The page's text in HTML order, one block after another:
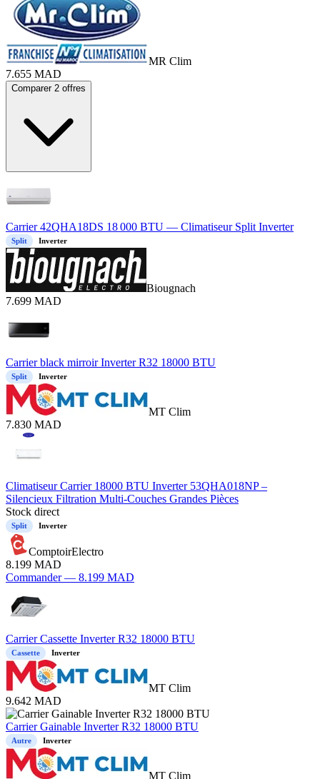
MR Clim
7.655 MAD
Comparer 2 offres
Carrier 42QHA18DS 18 000 BTU — Climatiseur Split Inverter
Split Inverter
Biougnach
7.699 MAD
Carrier black mirroir Inverter R32 18000 BTU
Split Inverter
MT Clim
7.830 MAD
Climatiseur Carrier 18000 BTU Inverter 53QHA018NP –
Silencieux Filtration Multi-Couches Grandes Pièces
Stock direct
Split Inverter
ComptoirElectro
8.199 MAD
Commander — 8.199 MAD
Carrier Cassette Inverter R32 18000 BTU
Cassette Inverter
MT Clim
9.642 MAD
Carrier Gainable Inverter R32 18000 BTU
Autre Inverter
MT Clim